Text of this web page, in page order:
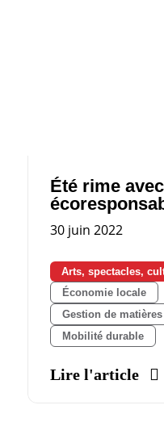
Été rime
30 juin 2022
Arts, spectacles,
Économie locale
Gestion de
Mobilité durable
Lire l'article